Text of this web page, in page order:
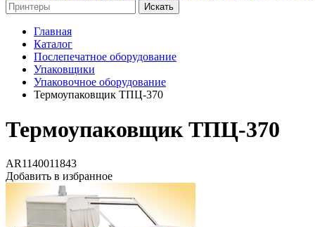
Искать
Главная
Каталог
Послепечатное оборудование
Упаковщики
Упаковочное оборудование
Термоупаковщик ТПЦ-370
Термоупаковщик ТПЦ-370
AR1140011843
Добавить в избранное